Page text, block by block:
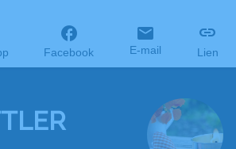
Facebook E-mail Lien